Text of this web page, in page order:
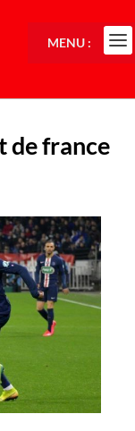
de france
MENU :